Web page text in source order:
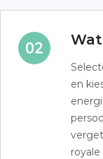
en
royale